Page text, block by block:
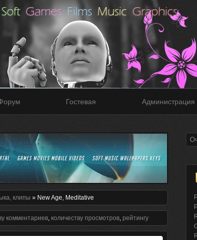
Гостевая Администрация
клипы » New Age, Meditative
комментариев, количеству просмотров, рейтингу